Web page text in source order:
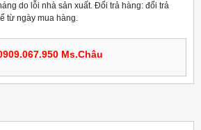
do lỗi nhà sản xuất. Đổi trả hàng: đổi trả
từ ngày mua hàng.
Ms.Châu